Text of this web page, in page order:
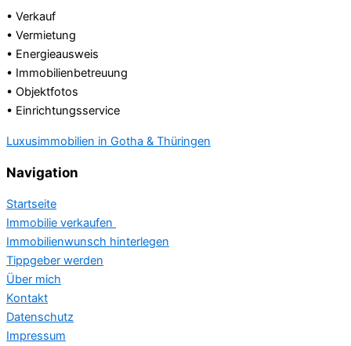
• Verkauf
• Vermietung
• Energieausweis
• Immobilienbetreuung
• Objektfotos
• Einrichtungsservice
Luxusimmobilien in Gotha & Thüringen
Navigation
Startseite
Immobilie verkaufen
Immobilienwunsch hinterlegen
Tippgeber werden
Über mich
Kontakt
Datenschutz
Impressum